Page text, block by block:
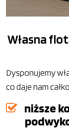
Własna
Dysponujemy
co daje nam
niższe